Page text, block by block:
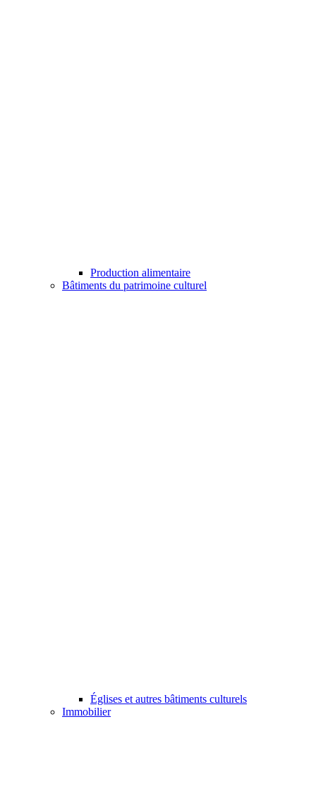
Production alimentaire
Bâtiments du patrimoine culturel
Églises et autres bâtiments culturels
Immobilier